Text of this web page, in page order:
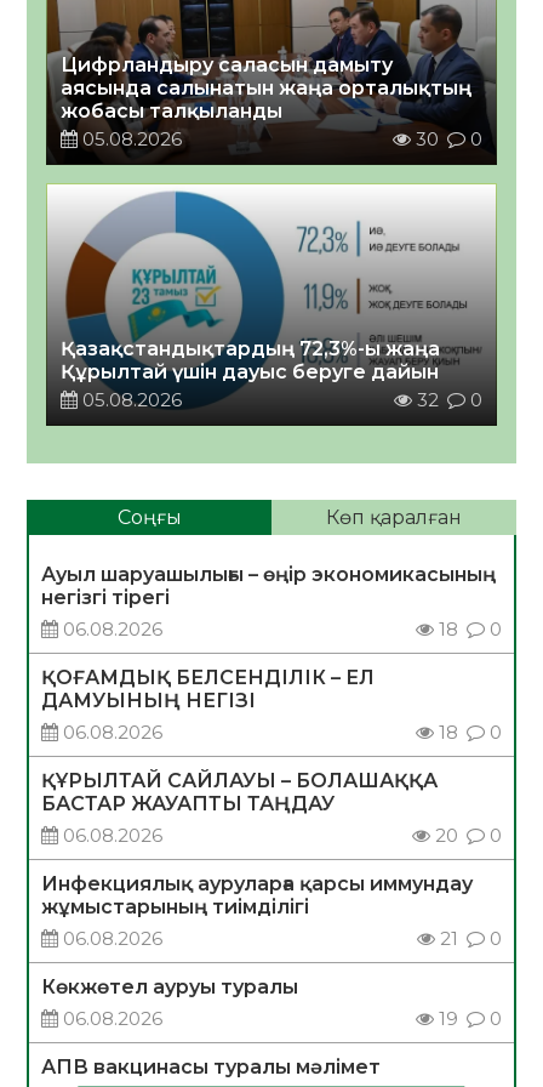
Цифрландыру саласын дамыту
аясында салынатын жаңа орталықтың
жобасы талқыланды
05.08.2026
30 0
Қазақстандықтардың 72,3%-ы жаңа
Құрылтай үшін дауыс беруге дайын
05.08.2026
32 0
Соңғы Көп қаралған
Ауыл шаруашылығы – өңір экономикасының
негізгі тірегі
06.08.2026
18 0
ҚОҒАМДЫҚ БЕЛСЕНДІЛІК – ЕЛ
ДАМУЫНЫҢ НЕГІЗІ
06.08.2026
18 0
ҚҰРЫЛТАЙ САЙЛАУЫ – БОЛАШАҚҚА
БАСТАР ЖАУАПТЫ ТАҢДАУ
06.08.2026
20 0
Инфекциялық ауруларға қарсы иммундау
жұмыстарының тиімділігі
06.08.2026
21 0
Көкжөтел ауруы туралы
06.08.2026
19 0
АПВ вакцинасы туралы мәлімет